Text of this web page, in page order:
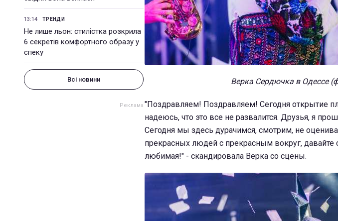
13:14 ТРЕНДИ
Не лише льон: стилістка розкрила
6 секретів комфортного образу у
спеку
Всі новини Верка Сердючка в Одессе
"Поздравляем! Поздравляем! Сегодня открытие
надеюсь, что это все не развалится. Друзья, я
Сегодня мы здесь дурачимся, смотрим, не
прекрасных людей с прекрасным вокруг, давайте
любимая!" - скандировала Верка со сцены.